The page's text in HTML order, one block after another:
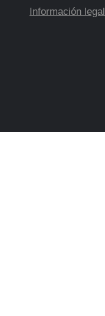
Información legal